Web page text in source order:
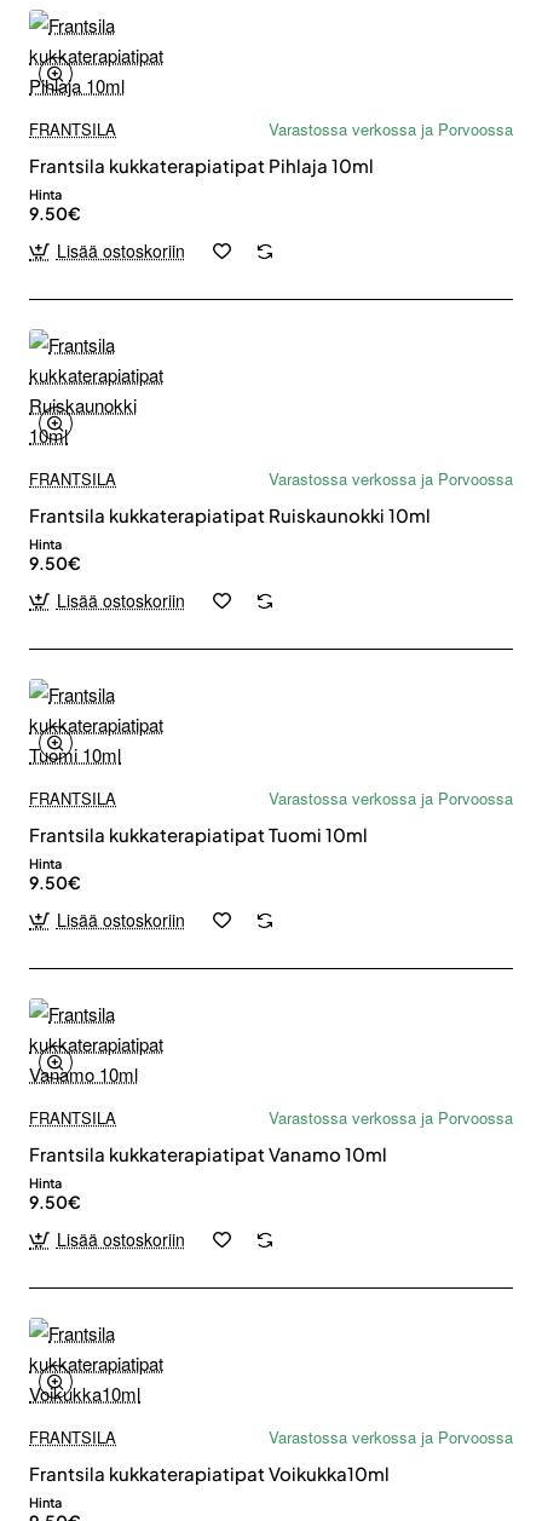
FRANTSILA
Varastossa verkossa ja Porvoossa
Frantsila kukkaterapiatipat Pihlaja 10ml
Hinta
9.50€
Lisää ostoskoriin
FRANTSILA
Varastossa verkossa ja Porvoossa
Frantsila kukkaterapiatipat Ruiskaunokki 10ml
Hinta
9.50€
Lisää ostoskoriin
FRANTSILA
Varastossa verkossa ja Porvoossa
Frantsila kukkaterapiatipat Tuomi 10ml
Hinta
9.50€
Lisää ostoskoriin
FRANTSILA
Varastossa verkossa ja Porvoossa
Frantsila kukkaterapiatipat Vanamo 10ml
Hinta
9.50€
Lisää ostoskoriin
FRANTSILA
Varastossa verkossa ja Porvoossa
Frantsila kukkaterapiatipat Voikukka10ml
Hinta